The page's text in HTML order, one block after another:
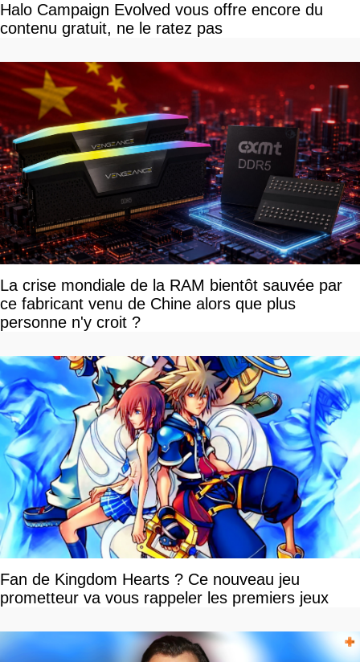
Halo Campaign Evolved vous offre encore du
contenu gratuit, ne le ratez pas
La crise mondiale de la RAM bientôt sauvée par
ce fabricant venu de Chine alors que plus
personne n'y croit ?
Fan de Kingdom Hearts ? Ce nouveau jeu
prometteur va vous rappeler les premiers jeux